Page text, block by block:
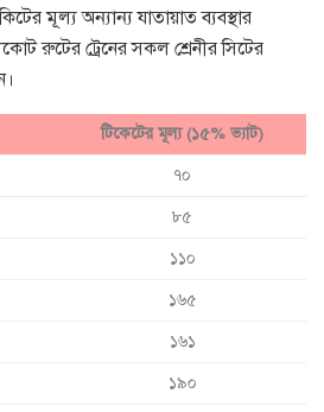
মূল্য অন্যান্য যাতায়াত ব্যবস্থার
রুটের ট্রেনের সকল শ্রেনীর সিটের
টিকেটের মূল্য (১৫% ভ্যাট)
৭০
৮৫
১১০
১৬৫
১৬১
১৯০